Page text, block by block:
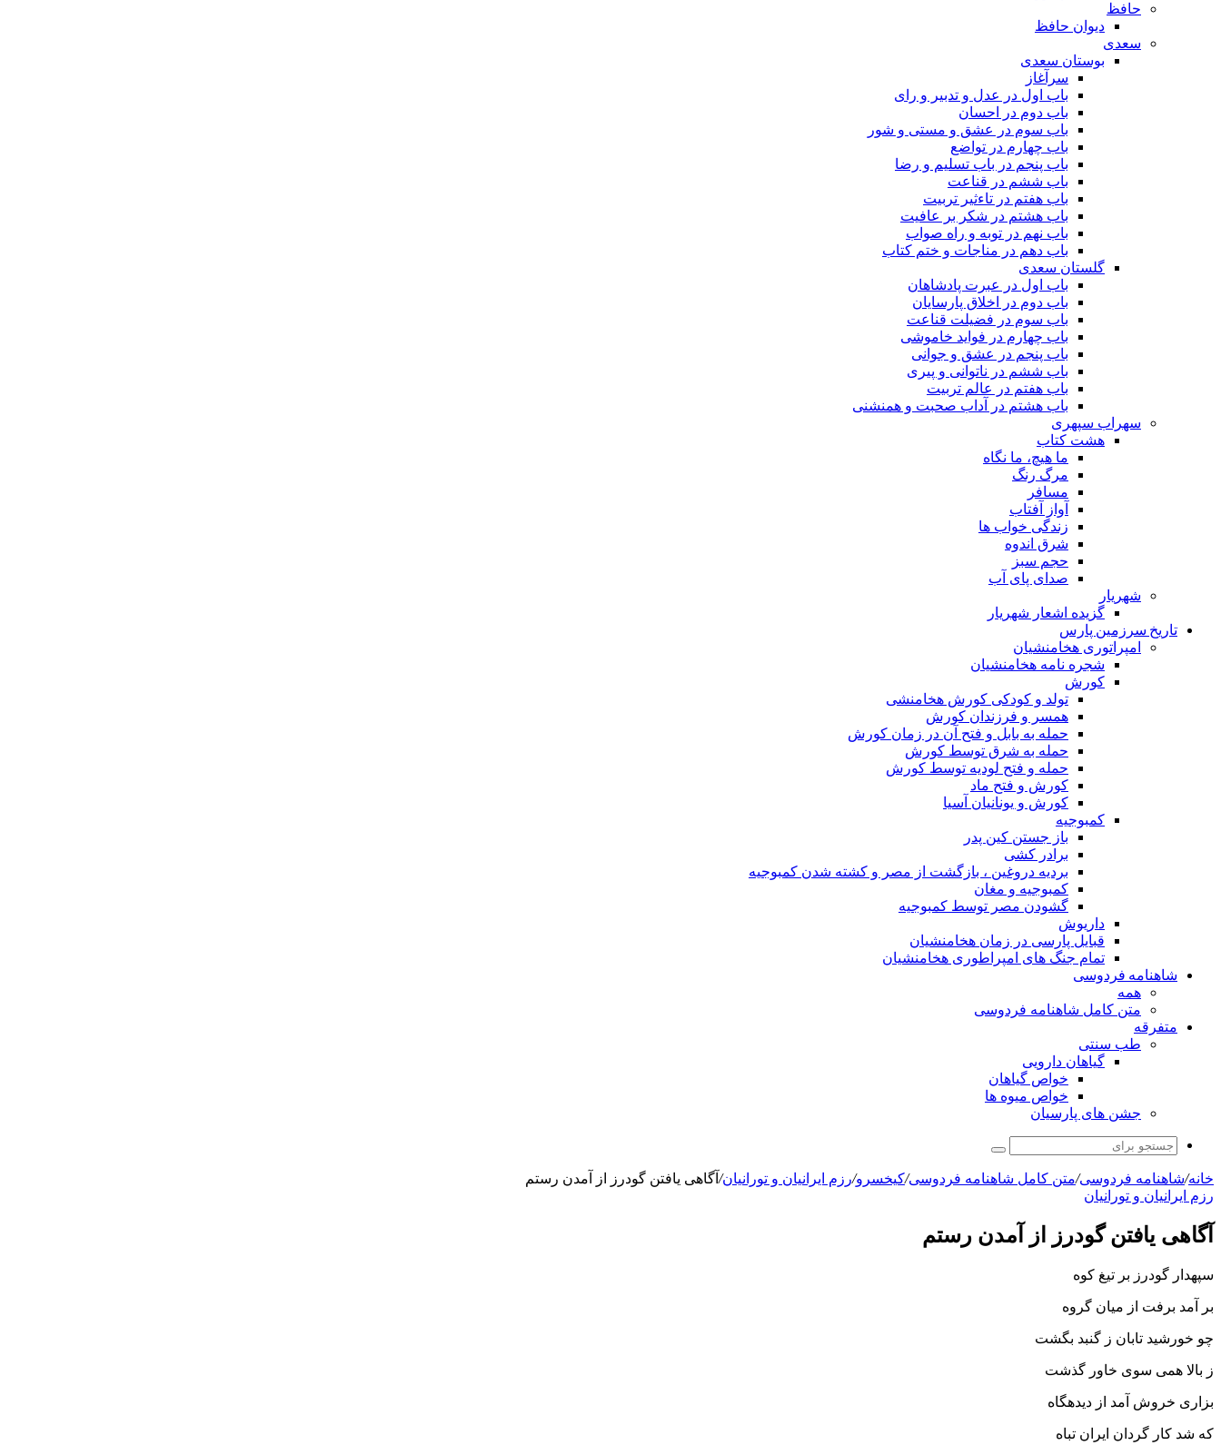
حافظ
دیوان حافظ
سعدی
بوستان سعدی
سرآغاز
باب اول در عدل و تدبیر و رای
باب دوم در احسان
باب سوم در عشق و مستی و شور
باب چهارم در تواضع
باب پنجم در باب تسلیم و رضا
باب ششم در قناعت
باب هفتم در تاءثیر تربیت
باب هشتم در شکر بر عافیت
باب نهم در توبه و راه صواب
باب دهم در مناجات و ختم کتاب
گلستان سعدی
باب اول در عبرت پادشاهان
باب دوم در اخلاق پارسایان
باب سوم در فضیلت قناعت
باب چهارم در فواید خاموشى
باب پنجم در عشق و جوانى
باب ششم در ناتوانى و پیرى
باب هفتم در عالم تربیت
باب هشتم در آداب صحبت و همنشنى
سهراب سپهری
هشت کتاب
ما هیچ، ما نگاه
مرگ رنگ
مسافر
آواز آفتاب
زندگی خواب ها
شرق اندوه
حجم سبز
صدای پای آب
شهریار
گزیده اشعار شهریار
تاریخ سرزمین پارس
امپراتوری هخامنشیان
شجره نامه هخامنشیان
کورش
تولد و کودکی کورش هخامنشی
همسر و فرزندان کورش
حمله به بابل و فتح آن در زمان کورش
حمله به شرق توسط کورش
حمله و فتح لودیه توسط کورش
کورش و فتح ماد
کورش و یونانیان آسیا
کمبوجیه
باز جستن کین پدر
برادر کشی
بردیه دروغین ، بازگشت از مصر و کشته شدن کمبوجیه
کمبوجیه و مغان
گشودن مصر توسط کمبوجیه
داریوش
قبایل پارسی در زمان هخامنشیان
تمام جنگ های امپراطوری هخامنشیان
شاهنامه فردوسی
همه
متن کامل شاهنامه فردوسی
متفرقه
طب سنتی
گیاهان دارویی
خواص گیاهان
خواص میوه ها
جشن های پارسیان
جستجو
برای
خانه/شاهنامه فردوسی/متن کامل شاهنامه فردوسی/کیخسرو/رزم ايرانيان و تورانيان/ آگاهى یافتن گودرز از آمدن رستم
رزم ايرانيان و تورانيان
آگاهى یافتن گودرز از آمدن رستم
سپهدار گودرز بر تیغ کوه
بر آمد برفت از میان گروه‏
چو خورشید تابان ز گنبد بگشت
ز بالا همى سوى خاور گذشت‏
بزارى خروش آمد از دیده‏گاه
که شد کار گردان ایران تباه‏